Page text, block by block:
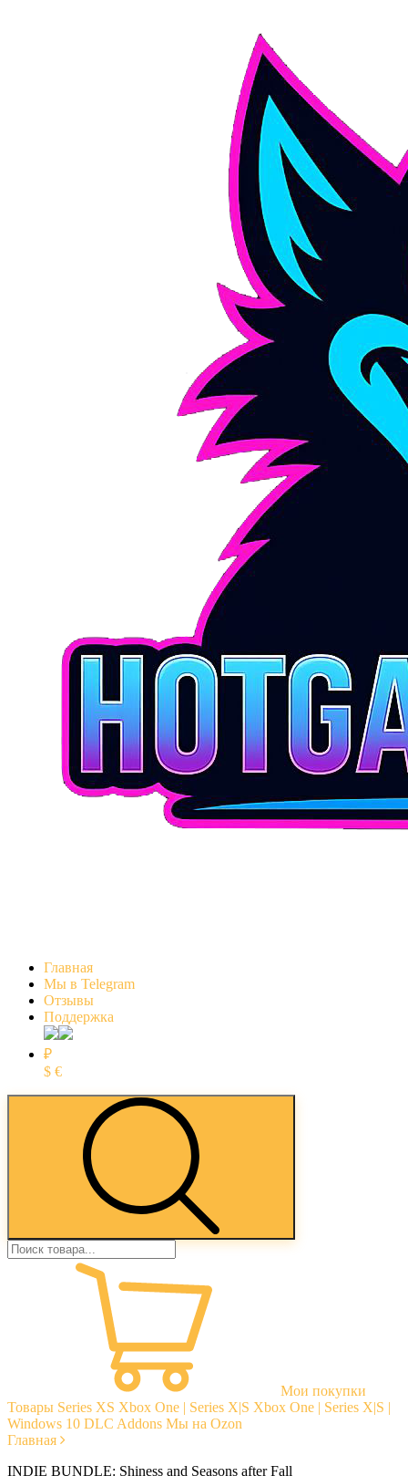
Главная
Мы в Telegram
Отзывы
Поддержка
₽
$ €
Мои покупки
Товары Series XS Xbox One | Series X|S Xbox One | Series X|S |
Windows 10 DLC Addons Мы на Ozon
Главная
INDIE BUNDLE: Shiness and Seasons after Fall